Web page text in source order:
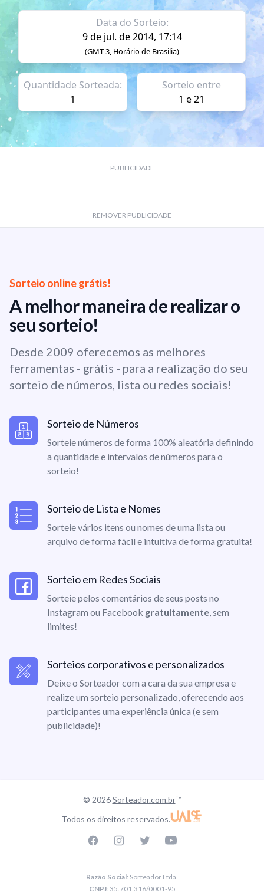
Data do Sorteio:
9 de jul. de 2014, 17:14
(GMT-3, Horário de Brasilia)
Quantidade Sorteada:
1
Sorteio entre
1 e 21
PUBLICIDADE
REMOVER PUBLICIDADE
Sorteio online grátis!
A melhor maneira de realizar o
seu sorteio!
Desde 2009 oferecemos as melhores
ferramentas - grátis - para a realização do seu
sorteio de números, lista ou redes sociais!
Sorteio de Números
Sorteie números de forma 100% aleatória definindo
a quantidade e intervalos de números para o
sorteio!
Sorteio de Lista e Nomes
Sorteie vários itens ou nomes de uma lista ou
arquivo de forma fácil e intuitiva de forma gratuita!
Sorteio em Redes Sociais
Sorteie pelos comentários de seus posts no
Instagram ou Facebook gratuitamente, sem
limites!
Sorteios corporativos e personalizados
Deixe o Sorteador com a cara da sua empresa e
realize um sorteio personalizado, oferecendo aos
participantes uma experiência única (e sem
publicidade)!
© 2026Sorteador.com.br™
Todos os direitos reservados.
Razão Social: Sorteador Ltda.
CNPJ: 35.701.316/0001-95